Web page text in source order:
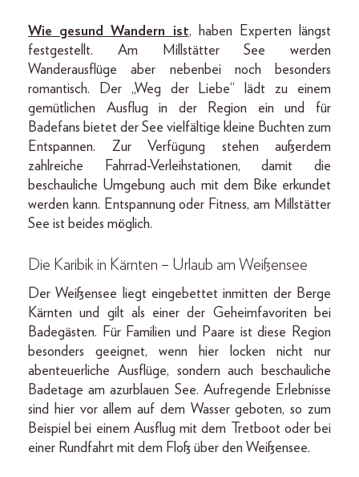
Wie gesund Wandern ist, haben Experten längst
festgestellt. Am Millstätter See werden
Wanderausflüge aber nebenbei noch besonders
romantisch. Der „Weg der Liebe“ lädt zu einem
gemütlichen Ausflug in der Region ein und für
Badefans bietet der See vielfältige kleine Buchten zum
Entspannen. Zur Verfügung stehen außerdem
zahlreiche Fahrrad-Verleihstationen, damit die
beschauliche Umgebung auch mit dem Bike erkundet
werden kann. Entspannung oder Fitness, am Millstätter
See ist beides möglich.
Die Karibik in Kärnten – Urlaub am Weißensee
Der Weißensee liegt eingebettet inmitten der Berge
Kärnten und gilt als einer der Geheimfavoriten bei
Badegästen. Für Familien und Paare ist diese Region
besonders geeignet, wenn hier locken nicht nur
abenteuerliche Ausflüge, sondern auch beschauliche
Badetage am azurblauen See. Aufregende Erlebnisse
sind hier vor allem auf dem Wasser geboten, so zum
Beispiel bei einem Ausflug mit dem Tretboot oder bei
einer Rundfahrt mit dem Floß über den Weißensee.